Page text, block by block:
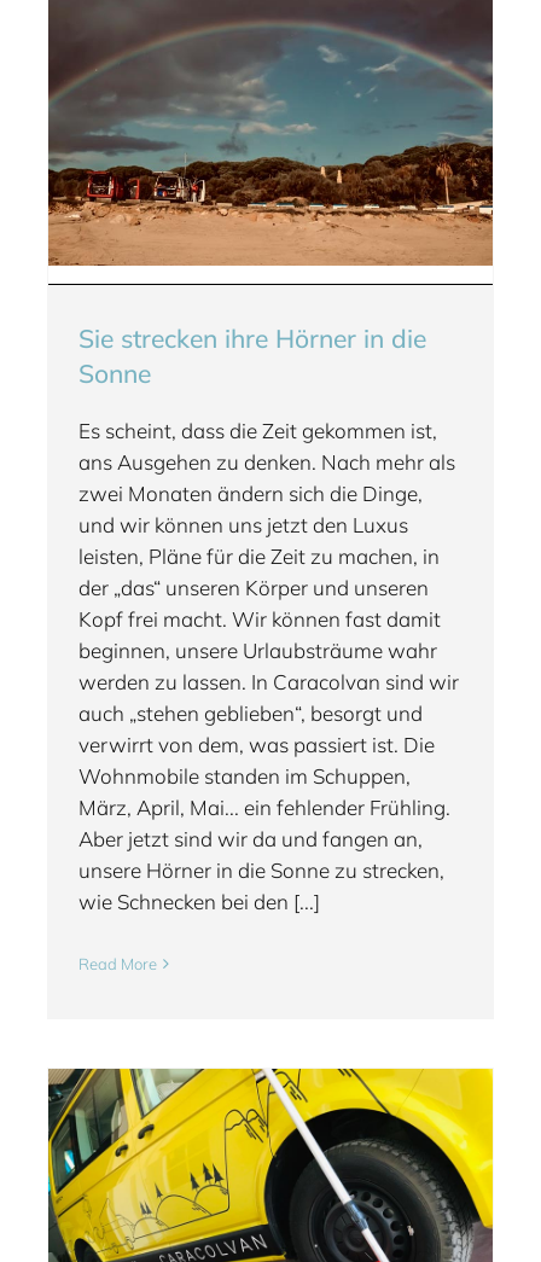
Sie strecken ihre Hörner in die
Sonne
Es scheint, dass die Zeit gekommen ist,
ans Ausgehen zu denken. Nach mehr als
zwei Monaten ändern sich die Dinge,
und wir können uns jetzt den Luxus
leisten, Pläne für die Zeit zu machen, in
der „das“ unseren Körper und unseren
Kopf frei macht. Wir können fast damit
beginnen, unsere Urlaubsträume wahr
werden zu lassen. In Caracolvan sind wir
auch „stehen geblieben“, besorgt und
verwirrt von dem, was passiert ist. Die
Wohnmobile standen im Schuppen,
März, April, Mai... ein fehlender Frühling.
Aber jetzt sind wir da und fangen an,
unsere Hörner in die Sonne zu strecken,
wie Schnecken bei den [...]
Read More